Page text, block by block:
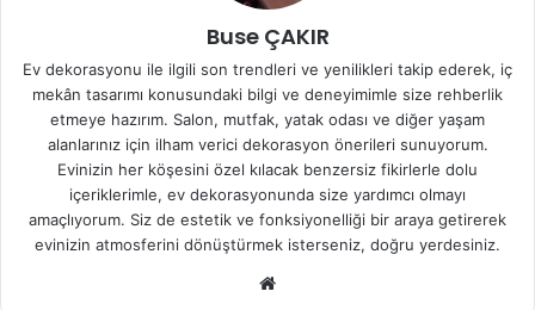
Buse ÇAKIR
Ev dekorasyonu ile ilgili son trendleri ve yenilikleri takip ederek, iç
mekân tasarımı konusundaki bilgi ve deneyimimle size rehberlik
etmeye hazırım. Salon, mutfak, yatak odası ve diğer yaşam
alanlarınız için ilham verici dekorasyon önerileri sunuyorum.
Evinizin her köşesini özel kılacak benzersiz fikirlerle dolu
içeriklerimle, ev dekorasyonunda size yardımcı olmayı
amaçlıyorum. Siz de estetik ve fonksiyonelliği bir araya getirerek
evinizin atmosferini dönüştürmek isterseniz, doğru yerdesiniz.